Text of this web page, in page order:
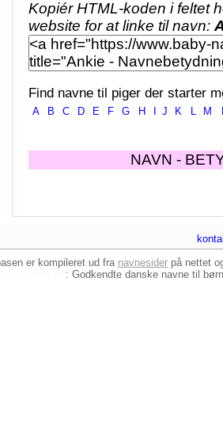
Kopiér HTML-koden i feltet
website for at linke til navn:
Find navne til piger der starter
A B C D E F G H J K L M
NAVN -
er kompileret ud fra navnesider på nettet
: Godkendte danske navne til børn